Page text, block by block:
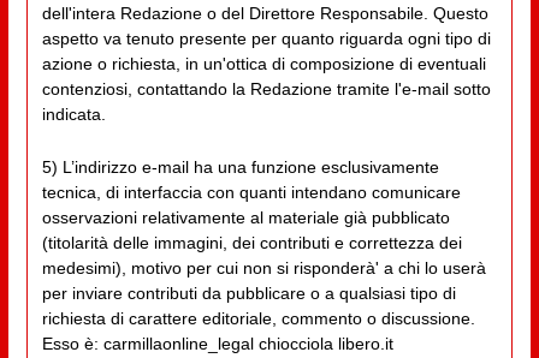
dell'intera Redazione o del Direttore Responsabile. Questo
aspetto va tenuto presente per quanto riguarda ogni tipo di
azione o richiesta, in un'ottica di composizione di eventuali
contenziosi, contattando la Redazione tramite l'e-mail sotto
indicata.
5) L’indirizzo e-mail ha una funzione esclusivamente
tecnica, di interfaccia con quanti intendano comunicare
osservazioni relativamente al materiale già pubblicato
(titolarità delle immagini, dei contributi e correttezza dei
medesimi), motivo per cui non si risponderà' a chi lo userà
per inviare contributi da pubblicare o a qualsiasi tipo di
richiesta di carattere editoriale, commento o discussione.
Esso è: carmillaonline_legal chiocciola libero.it